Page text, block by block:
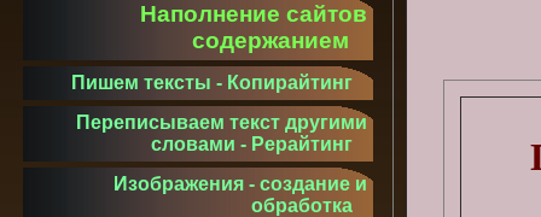
Наполнение сайтов
содержанием
Пишем тексты - Копирайтинг
Переписываем текст другими
словами - Рерайтинг
Изображения - создание и
обработка